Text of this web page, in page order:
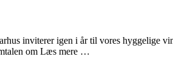
inviterer igen i år til vores hyggelige
om Læs mere …